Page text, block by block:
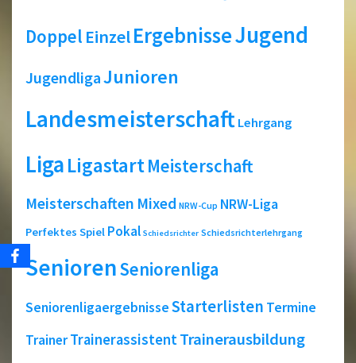
Doppel EinzelErgebnisseJugend
JugendligaJunioren
Landesmeisterschaft Lehrgang
LigaLigastartMeisterschaft
Meisterschaften Mixed NRW-Cup NRW-Liga
Perfektes Spiel Pokal Schiedsrichter Schiedsrichterlehrgang
SeniorenSeniorenliga
SeniorenligaergebnisseStarterlisten Termine
TrainerTrainerassistentTrainerausbildung